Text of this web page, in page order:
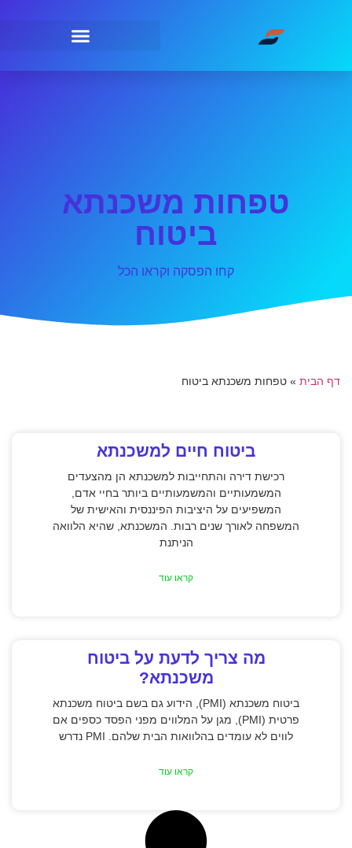
טפחות משכנתא
ביטוח
קחו הפסקה וקראו הכל
דף הבית » טפחות משכנתא ביטוח
ביטוח חיים למשכנתא
רכישת דירה והתחייבות למשכנתא הן מהצעדים
המשמעותיים והמשמעותיים ביותר בחיי אדם,
המשפיעים על היציבות הפיננסית והאישית של
המשפחה לאורך שנים רבות. המשכנתא, שהיא הלוואה
הניתנת
קראו עוד
מה צריך לדעת על ביטוח
משכנתא?
ביטוח משכנתא (PMI), הידוע גם בשם ביטוח משכנתא
פרטית (PMI), מגן על המלווים מפני הפסד כספים אם
לווים לא עומדים בהלוואות הבית שלהם. PMI נדרש
קראו עוד